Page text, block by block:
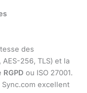
des
256, TLS) et la
RGPD ou ISO 27001.
excellent